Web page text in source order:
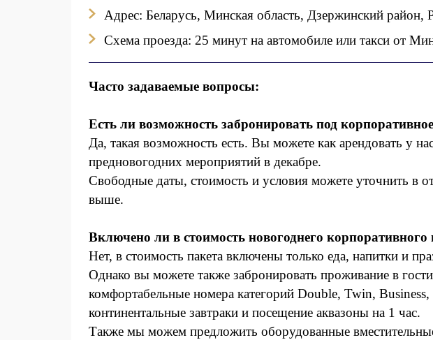
Адрес: Беларусь, Минская область, Дзержинский
Схема проезда: 25 минут на автомобиле или такси от
Часто задаваемые вопросы:
Есть ли возможность забронировать под
Да, такая возможность есть. Вы можете как арендовать у
предновогодних мероприятий в декабре.
Свободные даты, стоимость и условия можете уточнить в
выше.
Включено ли в стоимость новогоднего
Нет, в стоимость пакета включены только еда, напитки и
Однако вы можете также забронировать проживание в
комфортабельные номера категорий Double, Twin,
континентальные завтраки и посещение аквазоны на 1 час.
Также мы можем предложить оборудованные